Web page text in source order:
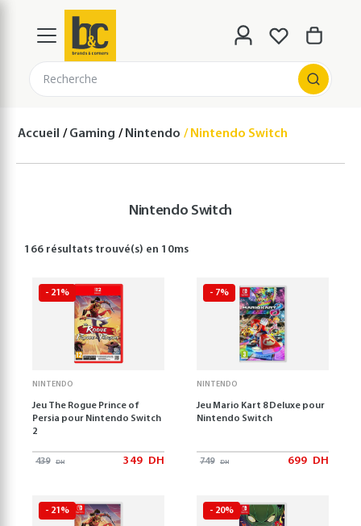
Recherche
Accueil Gaming Nintendo Nintendo Switch
Nintendo Switch
166 résultats trouvé(s) en 10ms
- 21%
NINTENDO
Jeu The Rogue Prince of
Persia pour Nintendo Switch
2
439 DH 349 DH
- 7%
NINTENDO
Jeu Mario Kart 8 Deluxe pour
Nintendo Switch
749 DH 699 DH
- 21% - 20%